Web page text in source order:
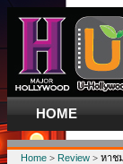
HOME
Home > Review > หาช